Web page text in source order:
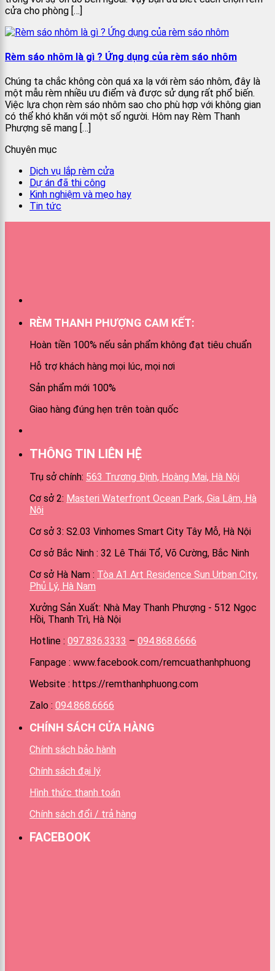
cửa cho phòng […]
Rèm sáo nhôm là gì ? Ứng dụng của rèm sáo nhôm
Chúng ta chắc không còn quá xa lạ với rèm sáo nhôm, đây là
một mẫu rèm nhiều ưu điểm và được sử dụng rất phổ biến.
Việc lựa chọn rèm sáo nhôm sao cho phù hợp với không gian
có thể khó khăn với một số người. Hôm nay Rèm Thanh
Phượng sẽ mang […]
Chuyên mục
Dịch vụ lắp rèm cửa
Dự án đã thi công
Kinh nghiệm và mẹo hay
Tin tức
RÈM THANH PHƯỢNG CAM KẾT:
Hoàn tiền 100% nếu sản phẩm không đạt tiêu chuẩn
Hỗ trợ khách hàng mọi lúc, mọi nơi
Sản phẩm mới 100%
Giao hàng đúng hẹn trên toàn quốc
THÔNG TIN LIÊN HỆ
Trụ sở chính: 563 Trương Định, Hoàng Mai, Hà Nội
Cơ sở 2: Masteri Waterfront Ocean Park, Gia Lâm, Hà
Nội
Cơ sở 3: S2.03 Vinhomes Smart City Tây Mỗ, Hà Nội
Cơ sở Bắc Ninh : 32 Lê Thái Tổ, Võ Cường, Bắc Ninh
Cơ sở Hà Nam : Tòa A1 Art Residence Sun Urban City,
Phủ Lý, Hà Nam
Xưởng Sản Xuất: Nhà May Thanh Phượng - 512 Ngọc
Hồi, Thanh Trì, Hà Nội
Hotline : 097.836.3333 – 094.868.6666
Fanpage : www.facebook.com/remcuathanhphuong
Website : https://remthanhphuong.com
Zalo : 094.868.6666
CHÍNH SÁCH CỬA HÀNG
Chính sách bảo hành
Chính sách đại lý
Hình thức thanh toán
Chính sách đổi / trả hàng
FACEBOOK